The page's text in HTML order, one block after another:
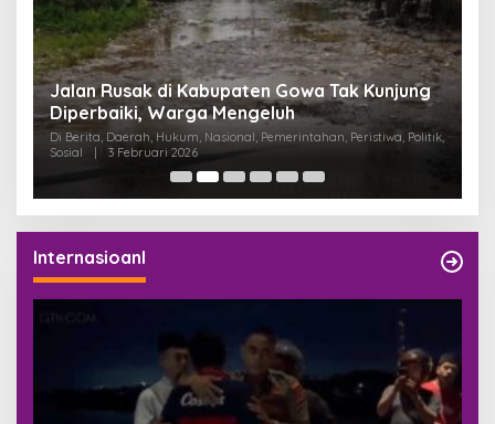
Jalan Rusak di Kabupaten Gowa Tak Kunjung
Diperbaiki, Warga Mengeluh
Di Berita, Daerah, Hukum, Nasional, Pemerintahan, Peristiwa, Politik,
Sosial
| 3 Februari 2026
Internasioanl